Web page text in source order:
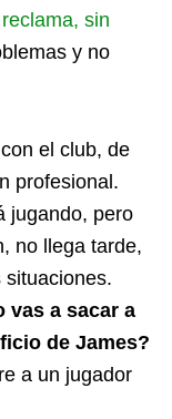
sin
y no
el club, de
profesional.
jugando, pero
no llega tarde,
situaciones.
vas a sacar a
de James?
a un jugador